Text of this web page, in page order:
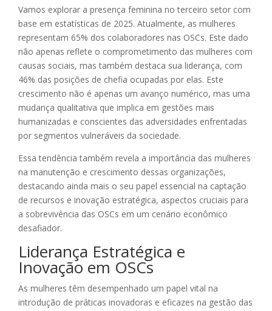
Vamos explorar a presença feminina no terceiro setor com
base em estatísticas de 2025. Atualmente, as mulheres
representam 65% dos colaboradores nas OSCs. Este dado
não apenas reflete o comprometimento das mulheres com
causas sociais, mas também destaca sua liderança, com
46% das posições de chefia ocupadas por elas. Este
crescimento não é apenas um avanço numérico, mas uma
mudança qualitativa que implica em gestões mais
humanizadas e conscientes das adversidades enfrentadas
por segmentos vulneráveis da sociedade.
Essa tendência também revela a importância das mulheres
na manutenção e crescimento dessas organizações,
destacando ainda mais o seu papel essencial na captação
de recursos e inovação estratégica, aspectos cruciais para
a sobrevivência das OSCs em um cenário econômico
desafiador.
Liderança Estratégica e
Inovação em OSCs
As mulheres têm desempenhado um papel vital na
introdução de práticas inovadoras e eficazes na gestão das